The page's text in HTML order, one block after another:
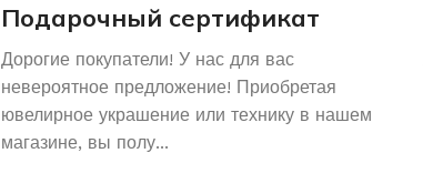
Подарочный сертификат
Дорогие покупатели! У нас для вас
невероятное предложение! Приобретая
ювелирное украшение или технику в нашем
магазине, вы полу...